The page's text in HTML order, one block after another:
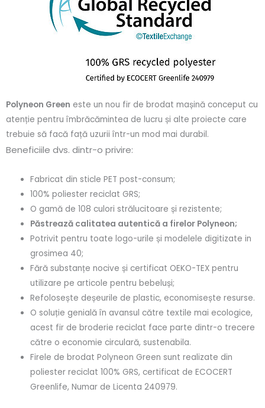
Polyneon Green este un nou fir de brodat mașină conceput cu
atenție pentru îmbrăcămintea de lucru și alte proiecte care
trebuie să facă față uzurii într-un mod mai durabil.
Beneficiile dvs. dintr-o privire:
Fabricat din sticle PET post-consum;
100% poliester reciclat GRS;
O gamă de 108 culori strălucitoare și rezistente;
Păstrează calitatea autentică a firelor Polyneon;
Potrivit pentru toate logo-urile și modelele digitizate in
grosimea 40;
Fără substanțe nocive și certificat OEKO-TEX pentru
utilizare pe articole pentru bebeluși;
Refolosește deșeurile de plastic, economisește resurse.
O soluție genială în avansul către textile mai ecologice,
acest fir de broderie reciclat face parte dintr-o trecere
către o economie circulară, sustenabila.
Firele de brodat Polyneon Green sunt realizate din
poliester reciclat 100% GRS, certificat de ECOCERT
Greenlife, Numar de Licenta 240979.